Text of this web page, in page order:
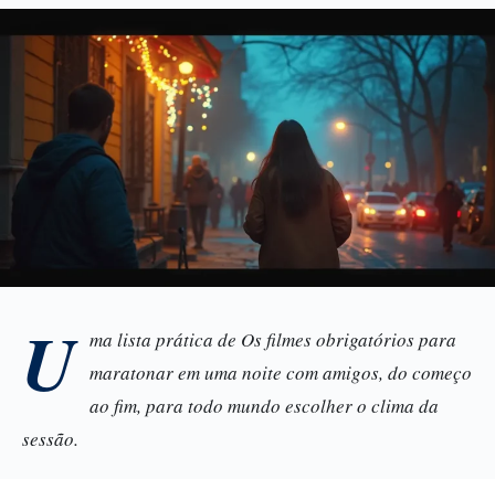
U ma lista prática de Os filmes obrigatórios para
maratonar em uma noite com amigos, do começo
ao fim, para todo mundo escolher o clima da
sessão.